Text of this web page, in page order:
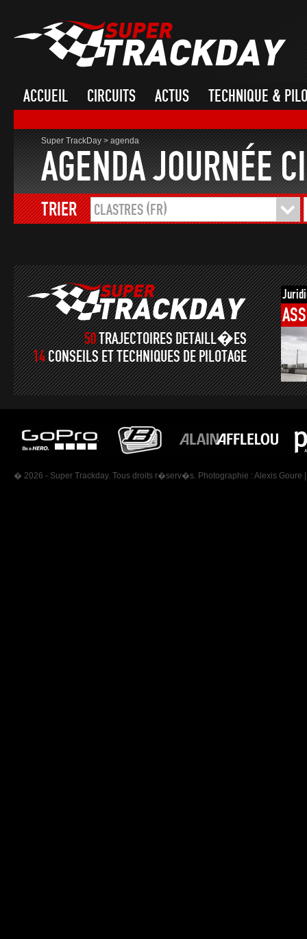
ACCUEIL CIRCUITS ACTUS TECHNIQUE &
Super TrackDay>agenda
AGENDA JOURNÉE
TRIER CLASTRES (FR)
50TRAJECTOIRES DETAILL�ES
14CONSEILS ET TECHNIQUES DE PILOTAGE
� 2026 - Super Trackday. Tous droits r�serv�s. Photographie : Alexis Goure